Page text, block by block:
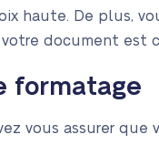
haute. De plus,
votre document est
formatage
vous assurer